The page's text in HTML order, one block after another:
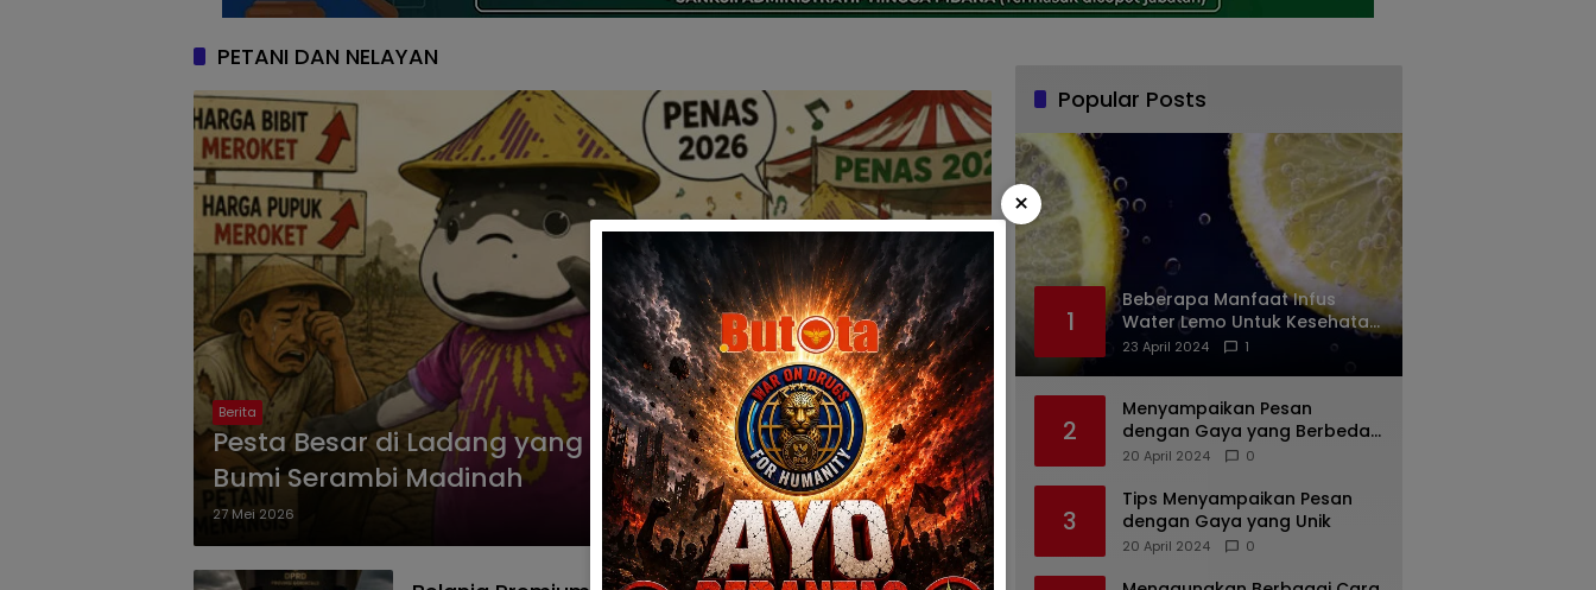
PETANI DAN NELAYAN
Berita
Pesta Besar di Ladang yang Lapar, Ironi PENAS 2026 di
Bumi Serambi Madinah
27 Mei 2026
Popular Posts
1
Beberapa Manfaat Infus
Water Lemo Untuk Kesehatan
Anda
23 April 2024 1
2
Menyampaikan Pesan
dengan Gaya yang Berbeda:
Tips untuk Bicara yang
20 April 2024 0
3
Tips Menyampaikan Pesan
dengan Gaya yang Unik
20 April 2024 0
×